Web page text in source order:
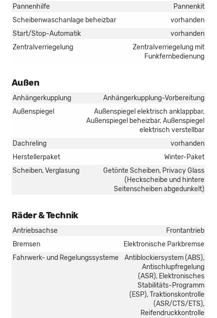
Pannenhilfe
Pannenkit
Scheibenwaschanlage beheizbar
vorhanden
Start/Stop-Automatik
vorhanden
Zentralverriegelung
Zentralverriegelung mit
Funkfernbedienung
Außen
Anhängerkupplung
Anhängerkupplung-Vorbereitung
Außenspiegel
Außenspiegel elektrisch anklappbar,
Außenspiegel beheizbar, Außenspiegel
elektrisch verstellbar
Dachreling
vorhanden
Herstellerpaket
Winter-Paket
Scheiben, Verglasung
Getönte Scheiben, Privacy Glass
(Heckscheibe und hintere
Seitenscheiben abgedunkelt)
Räder & Technik
Antriebsachse
Frontantrieb
Bremsen
Elektronische Parkbremse
Fahrwerk- und Regelungssysteme
Antiblockiersystem (ABS),
Antischlupfregelung
(ASR), Elektronisches
Stabilitäts-Programm
(ESP), Traktionskontrolle
(ASR/CTS/ETS),
Reifendruckkontrolle